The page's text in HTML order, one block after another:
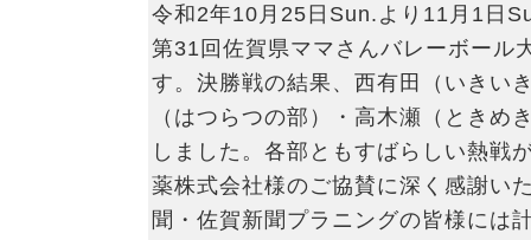
令和2年10月25日Sun.より11月1日
第31回佐賀県ママさんバレーボール
す。決勝戦の結果、西有田（いきい
（はつらつの部）・高木瀬（ときめ
しました。各部ともすばらしい熱戦
薬株式会社様のご協賛に深く感謝い
聞・佐賀新聞プラニングの皆様には